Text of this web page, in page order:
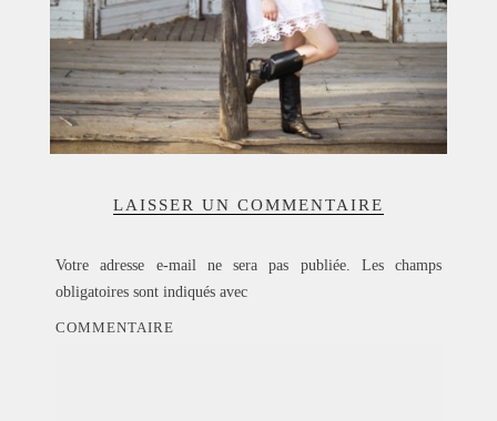
LAISSER UN COMMENTAIRE
Votre adresse e-mail ne sera pas publiée.
Les champs
obligatoires sont indiqués avec
COMMENTAIRE